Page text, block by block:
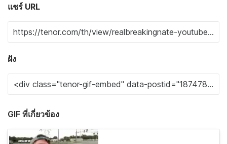
แชร์ URL
ฝัง
GIF ที่เกี่ยวข้อง